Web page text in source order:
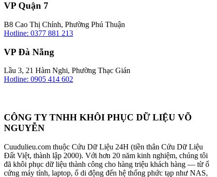
VP Quận 7
B8 Cao Thị Chính, Phường Phú Thuận
Hotline: 0377 881 213
VP Đà Nẵng
Lầu 3, 21 Hàm Nghi, Phường Thạc Gián
Hotline: 0905 414 602
CÔNG TY TNHH KHÔI PHỤC DỮ LIỆU VÕ
NGUYỄN
Cuudulieu.com thuộc Cứu Dữ Liệu 24H (tiền thân Cứu Dữ Liệu
Đất Việt, thành lập 2000). Với hơn 20 năm kinh nghiệm, chúng tôi
đã khôi phục dữ liệu thành công cho hàng triệu khách hàng — từ ổ
cứng máy tính, laptop, ổ di động đến hệ thống phức tạp như NAS,